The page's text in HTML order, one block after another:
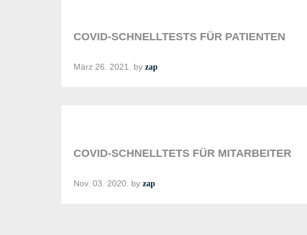
COVID-SCHNELLTESTS FÜR PATIENTEN
März 26. 2021. by zap
COVID-SCHNELLTETS FÜR MITARBEITER
Nov. 03. 2020. by zap